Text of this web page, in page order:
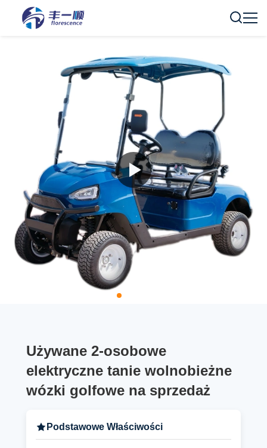
Używane 2-osobowe
elektryczne tanie wolnobieżne
wózki golfowe na sprzedaż
Podstawowe Właściwości